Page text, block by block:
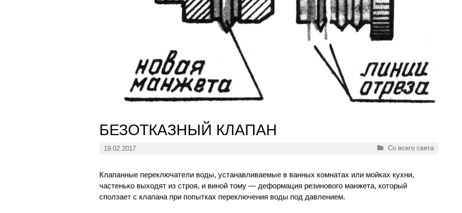
БЕЗОТКАЗНЫЙ КЛАПАН
19.02.2017 Рубрики
Со всего света
Клапанные переключатели воды, устанавливаемые в ванных комнатах или мойках кухни,
частенько выходят из строя, и виной тому — деформация резинового манжета, который
сползает с клапана при попытках переключения воды под давлением.